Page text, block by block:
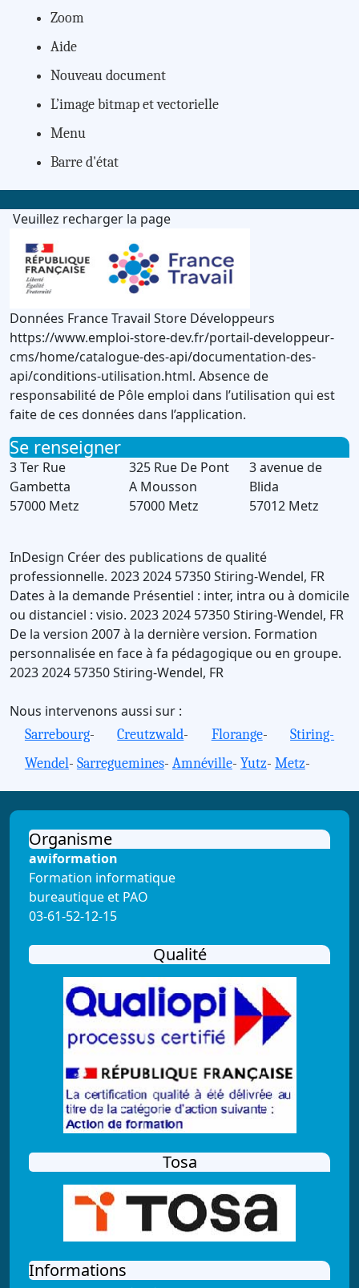
Zoom
Aide
Nouveau document
L’image bitmap et vectorielle
Menu
Barre d'état
Veuillez recharger la page
Données France Travail Store Développeurs
https://www.emploi-store-dev.fr/portail-developpeur-
cms/home/catalogue-des-api/documentation-des-
api/conditions-utilisation.html. Absence de
responsabilité de Pôle emploi dans l’utilisation qui est
faite de ces données dans l’application.
Se renseigner
3 Ter Rue
Gambetta
57000 Metz
325 Rue De Pont
A Mousson
57000 Metz
3 avenue de
Blida
57012 Metz
InDesign Créer des publications de qualité
professionnelle. 20232024 57350Stiring-Wendel, FR
Dates à la demande Présentiel : inter, intra ou à domicile
ou distanciel : visio. 20232024 57350Stiring-Wendel, FR
De la version 2007 à la dernière version. Formation
personnalisée en face à fa pédagogique ou en groupe.
20232024 57350Stiring-Wendel, FR
Nous intervenons aussi sur :
Sarrebourg-Creutzwald- Florange-Stiring-
Wendel- Sarreguemines- Amnéville- Yutz- Metz-
Organisme
awiformation
Formation informatique
bureautique et PAO
03-61-52-12-15
Qualité
Tosa
Informations